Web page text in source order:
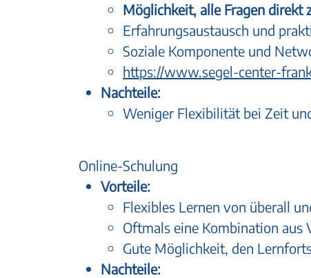
Möglichkeit, alle Fragen direkt
Erfahrungsaustausch und
Soziale Komponente und
https://www.segel-center-
Nachteile:
Weniger Flexibilität bei Zeit
Online-Schulung
Vorteile:
Flexibles Lernen von überall
Oftmals eine Kombination aus
Gute Möglichkeit, den
Nachteile: